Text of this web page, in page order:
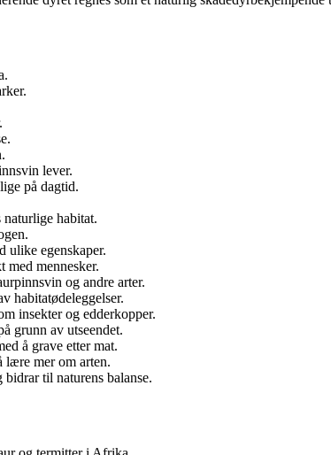
lever.
på dagtid.
habitat.
ulike egenskaper.
mennesker.
og andre arter.
habitatødeleggelser.
insekter og edderkopper.
grunn av utseendet.
å grave etter mat.
lære mer om arten.
til naturens balanse.